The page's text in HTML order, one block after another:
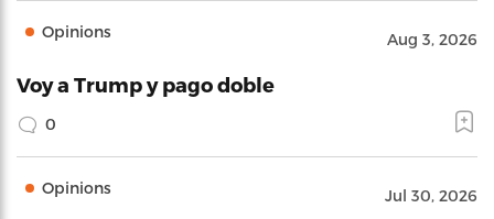
Opinions Aug 3, 2026
Voy a Trump y pago doble
0
Opinions Jul 30, 2026